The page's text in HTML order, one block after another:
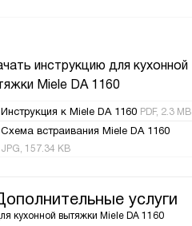
инструкцию для кухонной
Miele DA 1160
Инструкция к Miele DA 1160 PDF, 2.3 MB
Схема встраивания Miele DA 1160
JPG, 157.34 KB
услуги
кухонной вытяжки Miele DA 1160